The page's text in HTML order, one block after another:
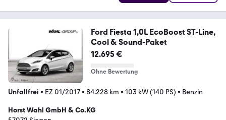
Ford Fiesta 1,0L EcoBoost ST-Line,
Cool & Sound-Paket
12.695 €
Ohne Bewertung
Unfallfrei • EZ 01/2017• 84.228 km • 103 kW (140 PS) • Benzin
Horst Wahl GmbH & Co.KG